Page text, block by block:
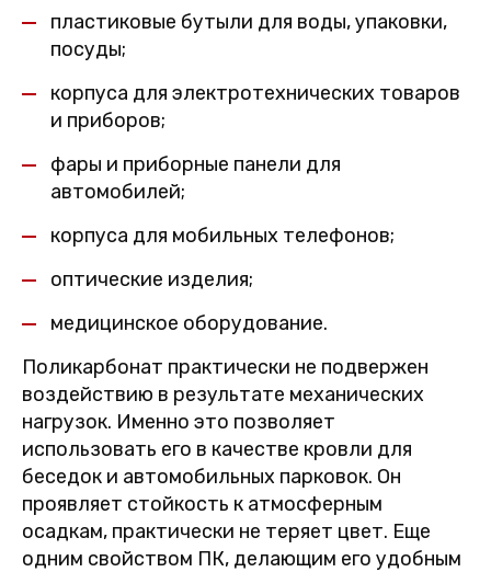
пластиковые бутыли для воды, упаковки,
посуды;
корпуса для электротехнических товаров
и приборов;
фары и приборные панели для
автомобилей;
корпуса для мобильных телефонов;
оптические изделия;
медицинское оборудование.
Поликарбонат практически не подвержен
воздействию в результате механических
нагрузок. Именно это позволяет
использовать его в качестве кровли для
беседок и автомобильных парковок. Он
проявляет стойкость к атмосферным
осадкам, практически не теряет цвет. Еще
одним свойством ПК, делающим его удобным